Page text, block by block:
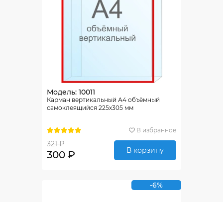
Модель: 10011
Карман вертикальный А4 объёмный
самоклеящийся 225х305 мм
В избранное
321 ₽
300 ₽ В корзину
-6%